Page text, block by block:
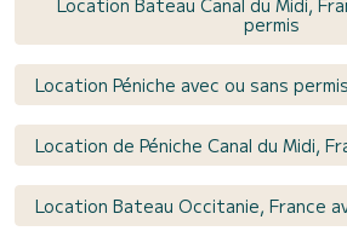
permis
Location Péniche avec ou sans permis
Location de Péniche Canal du Midi,
Location Bateau Occitanie, France